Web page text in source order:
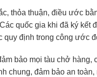
thỏa thuận, điều ước
quốc gia khi đã ký kết
quy định trong công ước
bảo mọi tàu chở hàng,
chung, đảm bảo an